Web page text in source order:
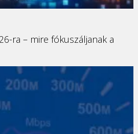
ra – mire fókuszáljanak a